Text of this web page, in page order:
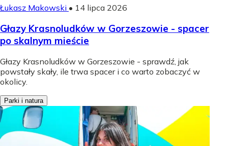
Łukasz Makowski • 14 lipca 2026
Głazy Krasnoludków w Gorzeszowie - spacer
po skalnym mieście
Głazy Krasnoludków w Gorzeszowie - sprawdź, jak
powstały skały, ile trwa spacer i co warto zobaczyć w
okolicy.
Parki i natura